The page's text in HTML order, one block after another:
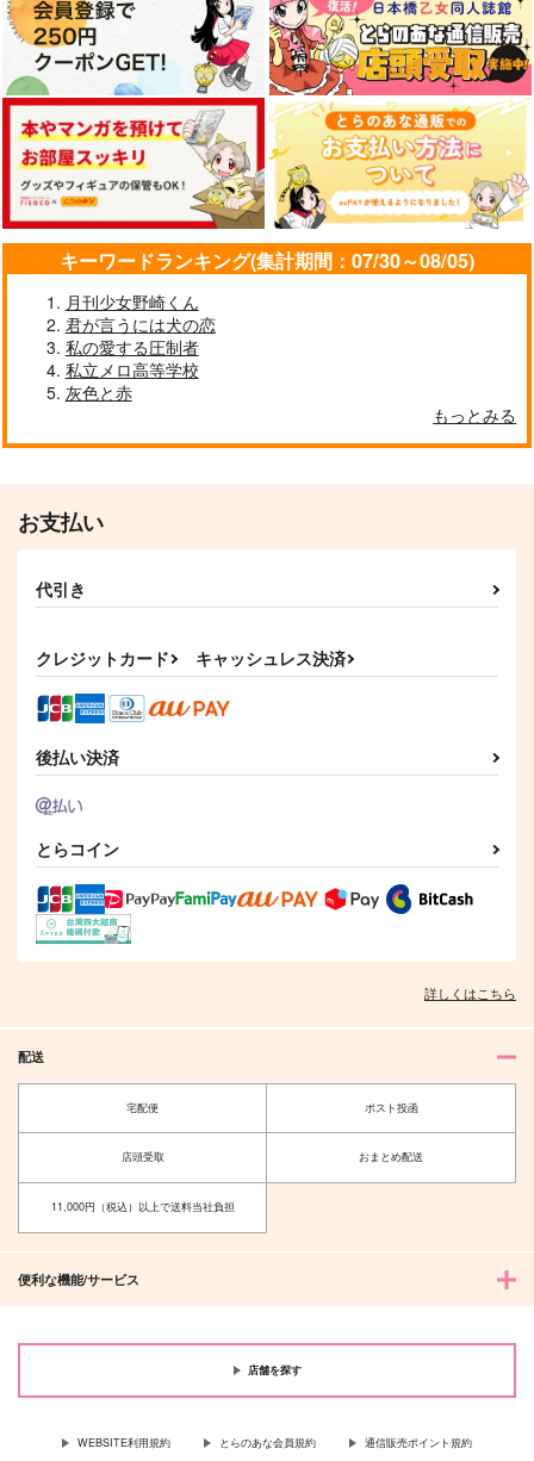
キーワードランキング(集計期間：07/30～08/05)
月刊少女野崎くん
君が言うには犬の恋
私の愛する圧制者
私立メロ高等学校
灰色と赤
もっとみる
お支払い
代引き
クレジットカード キャッシュレス決済
後払い決済
とらコイン
詳しくはこちら
配送
宅配便 ポスト投函
店頭受取 おまとめ配送
11,000円（税込）以上で送料当社負担
便利な機能/サービス
店舗を探す
WEBSITE利用規約 とらのあな会員規約 通信販売ポイント規約